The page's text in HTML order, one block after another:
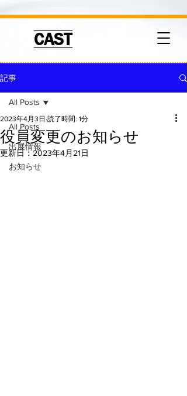
CAST
記事
All Posts
出展情報
お知らせ
All Posts
役員変更のお知らせ
2023年4月3日 読了時間: 1分
更新日：2023年4月21日